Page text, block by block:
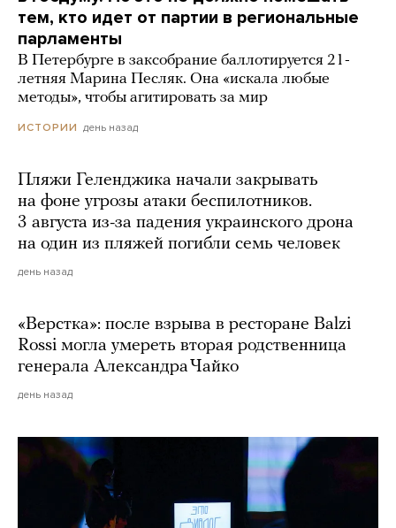
тем, кто идет от партии в региональные
парламенты
В Петербурге в заксобрание баллотируется 21-
летняя Марина Песляк. Она «искала любые
методы», чтобы агитировать за мир
ИСТОРИИ день назад
Пляжи Геленджика начали закрывать
на фоне угрозы атаки беспилотников.
3 августа из-за падения украинского дрона
на один из пляжей погибли семь человек
день назад
«Верстка»: после взрыва в ресторане Balzi
Rossi могла умереть вторая родственница
генерала Александра Чайко
день назад